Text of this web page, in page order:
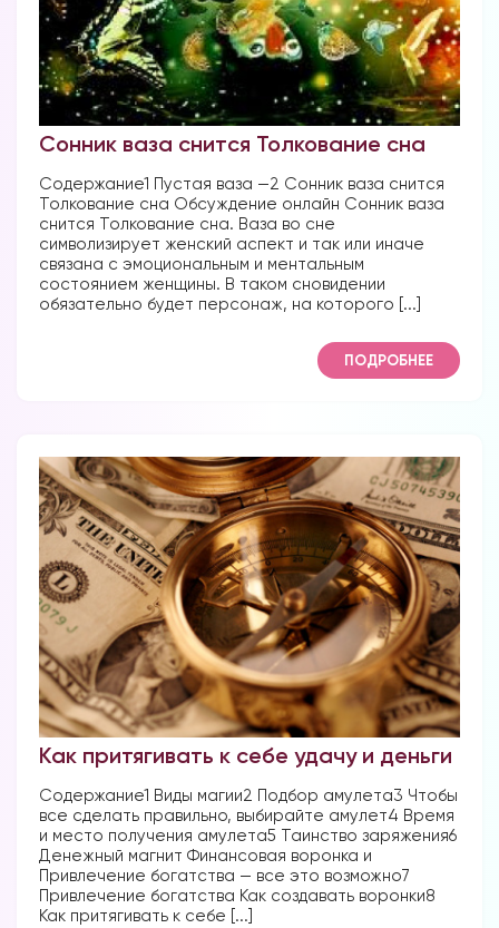
Сонник ваза снится Толкование сна
Содержание1 Пустая ваза —2 Сонник ваза снится
Толкование сна Обсуждение онлайн Сонник ваза
снится Толкование сна. Ваза во сне
символизирует женский аспект и так или иначе
связана с эмоциональным и ментальным
состоянием женщины. В таком сновидении
обязательно будет персонаж, на которого [...]
ПОДРОБНЕЕ
Как притягивать к себе удачу и деньги
Содержание1 Виды магии2 Подбор амулета3 Чтобы
все сделать правильно, выбирайте амулет4 Время
и место получения амулета5 Таинство заряжения6
Денежный магнит Финансовая воронка и
Привлечение богатства — все это возможно7
Привлечение богатства Как создавать воронки8
Как притягивать к себе [...]
Вы можете получать информацию во
снах (проверено более 100000
помощью которой можно получать
информацию во снах с первых дней.
Скачайте приложение, чтобы получить
доступ:
Скачать
Наши форумы
Форум в
Телеграм